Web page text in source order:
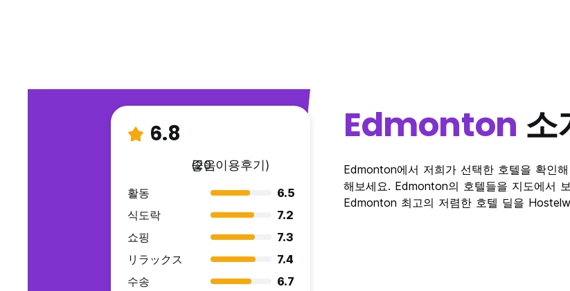
6.8
좋음
(20 이용후기)
활동
6.5
식도락
7.2
쇼핑
7.3
リラックス
7.4
수송
6.7
Edmonton 소
Edmonton에서 저희가 선택한 호텔을 확인
해보세요. Edmonton의 호텔들을 지도에서
Edmonton 최고의 저렴한 호텔 딜을